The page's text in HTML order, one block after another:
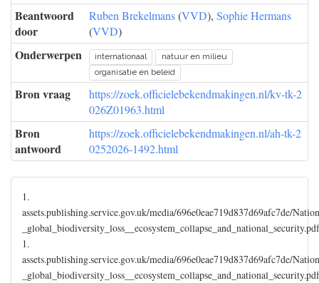
Beantwoord
door
Ruben Brekelmans(VVD), Sophie Hermans
(VVD)
Onderwerpen internationaal
natuur en milieu
organisatie en beleid
Bron vraag
https://zoek.officielebekendmakingen.nl/kv-tk-2
026Z01963.html
Bron
antwoord
https://zoek.officielebekendmakingen.nl/ah-tk-2
0252026-1492.html
1.
assets.publishing.service.gov.uk/media/696e0eae719d837d69afc7de/
_global_biodiversity_loss__ecosystem_collapse_and_national_security.pdf
1.
assets.publishing.service.gov.uk/media/696e0eae719d837d69afc7de/
_global_biodiversity_loss__ecosystem_collapse_and_national_security.pdf